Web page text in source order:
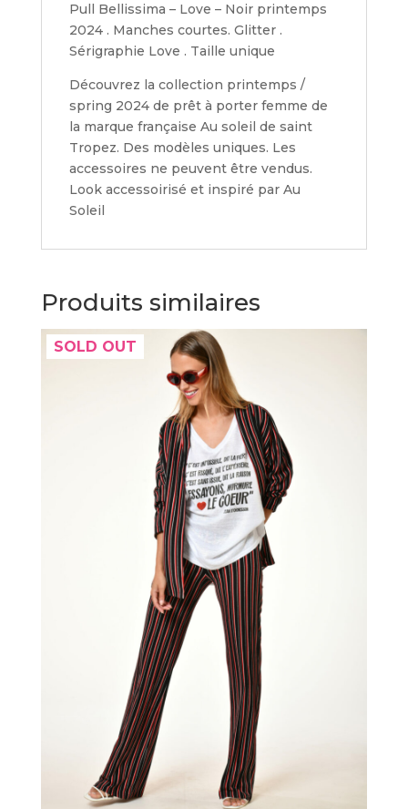
Pull Bellissima – Love – Noir printemps
2024 . Manches courtes. Glitter .
Sérigraphie Love . Taille unique
Découvrez la collection printemps /
spring 2024 de prêt à porter femme de
la marque française Au soleil de saint
Tropez. Des modèles uniques. Les
accessoires ne peuvent être vendus.
Look accessoirisé et inspiré par Au
Soleil
Produits similaires
SOLD OUT